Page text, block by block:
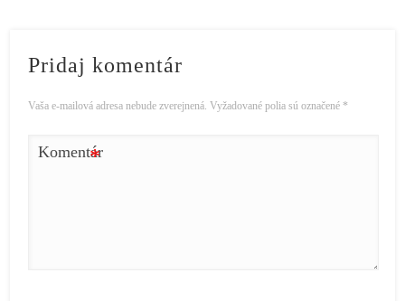
Pridaj komentár
Vaša e-mailová adresa nebude zverejnená. Vyžadované polia sú označené *
Komentár
*